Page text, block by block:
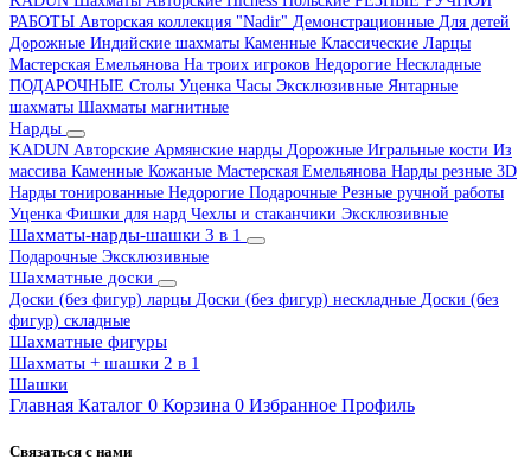
РАБОТЫ Авторская коллекция "Nadir" Демонстрационные Для детей
Дорожные Индийские шахматы Каменные Классические Ларцы
Мастерская Емельянова На троих игроков Недорогие Нескладные
ПОДАРОЧНЫЕ Столы Уценка Часы Эксклюзивные Янтарные
шахматы Шахматы магнитные
Нарды
KADUN Авторские Армянские нарды Дорожные Игральные кости Из
массива Каменные Кожаные Мастерская Емельянова Нарды резные 3D
Нарды тонированные Недорогие Подарочные Резные ручной работы
Уценка Фишки для нард Чехлы и стаканчики Эксклюзивные
Шахматы-нарды-шашки 3 в 1
Подарочные Эксклюзивные
Шахматные доски
Доски (без фигур) ларцы Доски (без фигур) нескладные Доски (без
фигур) складные
Шахматные фигуры
Шахматы + шашки 2 в 1
Шашки
Главная Каталог 0 Корзина 0 Избранное Профиль
Связаться с нами